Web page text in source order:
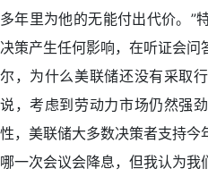
多年里为他的无能付出代价。”
决策产生任何影响，在听证会
尔，为什么美联储还没有采取
说，考虑到劳动力市场仍然强
性，美联储大多数决策者支持
哪一次会议会降息，但我认为我